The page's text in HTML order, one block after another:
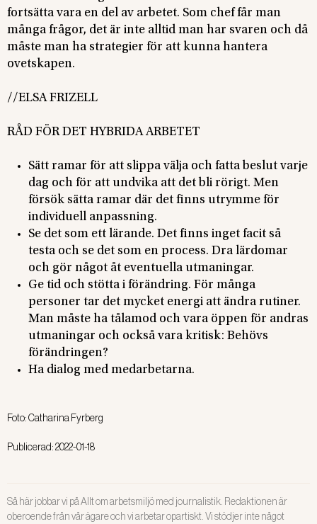
fortsätta vara en del av arbetet. Som chef får man
många frågor, det är inte alltid man har svaren och då
måste man ha strategier för att kunna hantera
ovetskapen.
//ELSA FRIZELL
RÅD FÖR DET HYBRIDA ARBETET
Sätt ramar för att slippa välja och fatta beslut varje
dag och för att undvika att det bli rörigt. Men
försök sätta ramar där det finns utrymme för
individuell anpassning.
Se det som ett lärande. Det finns inget facit så
testa och se det som en process. Dra lärdomar
och gör något åt eventuella utmaningar.
Ge tid och stötta i förändring. För många
personer tar det mycket energi att ändra rutiner.
Man måste ha tålamod och vara öppen för andras
utmaningar och också vara kritisk: Behövs
förändringen?
Ha dialog med medarbetarna.
Foto:Catharina Fyrberg
Publicerad:2022-01-18
Så här jobbar vi på Allt om arbetsmiljö med journalistik. Redaktionen är
oberoende från vår ägare och vi arbetar opartiskt. Vi stödjer inte något